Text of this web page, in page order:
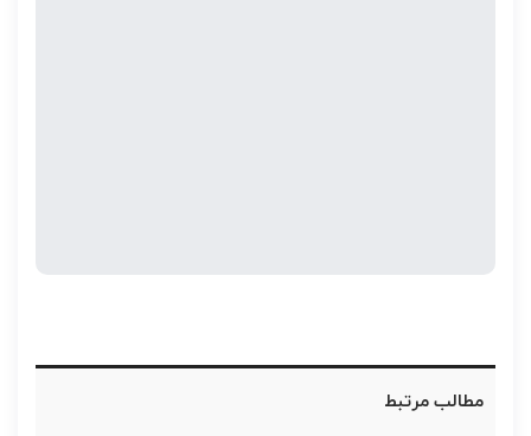
مطالب مرتبط